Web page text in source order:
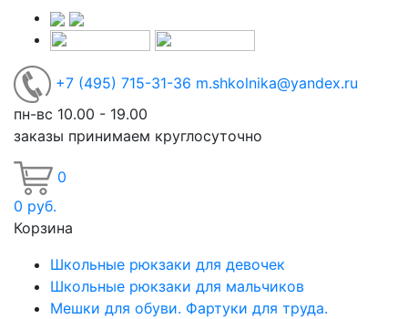
+7 (495) 715-31-36 m.shkolnika@yandex.ru
пн-вс 10.00 - 19.00
заказы принимаем круглосуточно
0
0 руб.
Корзина
Школьные рюкзаки для девочек
Школьные рюкзаки для мальчиков
Мешки для обуви. Фартуки для труда.